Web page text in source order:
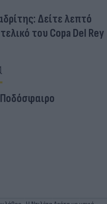
Δείτε λεπτό
του Copa Del Rey
Ποδόσφαιρο